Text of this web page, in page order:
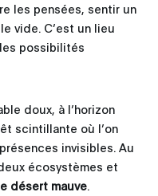
les pensées, sentir un
vide. C’est un lieu
possibilités
doux, à l’horizon
scintillante où l’on
invisibles. Au
écosystèmes et
désert mauve.